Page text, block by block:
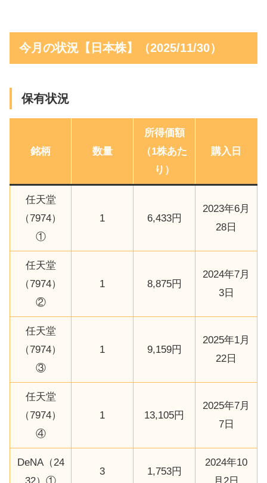
今月の状況【日本株】（2025/11/30）
保有状況
銘柄 数量
所得価額
（1株あた
り）
購入日
任天堂
（7974）
①
1 6,433円
2023年6月
28日
任天堂
（7974）
②
1 8,875円
2024年7月
3日
任天堂
（7974）
③
1 9,159円
2025年1月
22日
任天堂
（7974）
④
1 13,105円
2025年7月
7日
DeNA（24
32）①
3 1,753円
2024年10
月2日